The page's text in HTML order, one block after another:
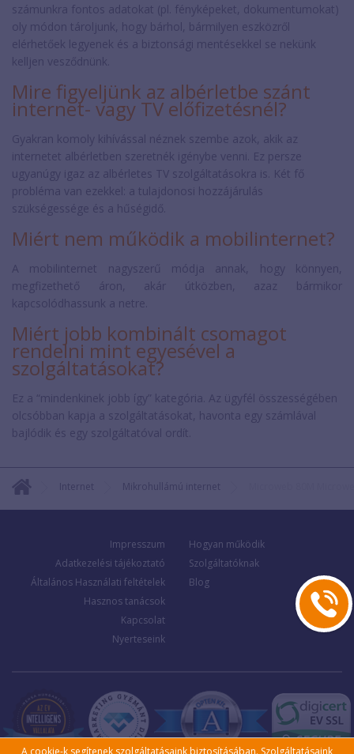
számunkra fontos adatokat (pl. fényképeket, dokumentumokat)
oly módon tároljunk, hogy bárhol, bármilyen eszközről
elérhetőek legyenek és a biztonsági mentésekkel se nekünk
kelljen vesződnünk.
Mire figyeljünk az albérletbe szánt
internet- vagy TV előfizetésnél?
Gyakran komoly kihívással néznek szembe azok, akik az
internetet albérletben szeretnék igénybe venni. Ez persze
ugyanúgy igaz az albérletes TV szolgáltatásokra is. Két fő
probléma van ezekkel: a tulajdonosi hozzájárulás
szükségessége és a hűségidő.
Miért nem működik a mobilinternet?
A mobilinternet nagyszerű módja annak, hogy könnyen,
megfizethető áron, akár útközben, azaz bármikor
kapcsolódhassunk a netre.
Miért jobb kombinált csomagot
rendelni mint egyesével a
szolgáltatásokat?
Ez a “mindenkinek jobb így” kategória. Az ügyfél összességében
olcsóbban kapja a szolgáltatásokat, havonta egy számlával
bajlódik és egy szolgáltatóval ordít.
Internet Mikrohullámú internet
Impresszum
Adatkezelési tájékoztató
Általános Használati feltételek
Hasznos tanácsok
Kapcsolat
Nyerteseink
Hogyan működik
Szolgáltatóknak
Blog
A cookie-k segítenek szolgáltatásaink biztosításában. Szolgáltatásaink